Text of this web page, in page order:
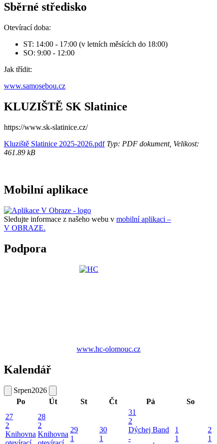
Sběrné středisko
Otevírací doba:
ST: 14:00 - 17:00 (v letních měsících do 18:00)
SO: 9:00 - 12:00
Jak třídit:
www.samosebou.cz
KLUZIŠTĚ SK Slatinice
https://www.sk-slatinice.cz/
Kluziště Slatinice 2025-2026.pdfTyp: PDF dokument, Velikost:
461.89 kB
Mobilní aplikace
Sledujte informace z našeho webu v mobilní aplikaci –
V OBRAZE.
Podpora
www.hc-olomouc.cz
Kalendář
Srpen2026
Po
Út St Čt Pá
So
27
2
Knihovna
28
2
Knihovna
29
1
30
1
31
2
Dýchej Band
-
1
1
2
1